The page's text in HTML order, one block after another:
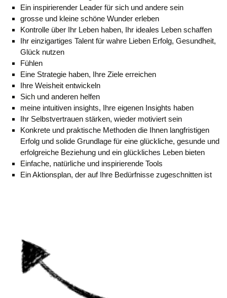
Ein inspirierender Leader für sich und andere sein
grosse und kleine schöne Wunder erleben
Kontrolle über Ihr Leben haben, Ihr ideales Leben schaffen
Ihr einzigartiges Talent für wahre Lieben Erfolg, Gesundheit,
Glück nutzen
Fühlen
Eine Strategie haben, Ihre Ziele erreichen
Ihre Weisheit entwickeln
Sich und anderen helfen
meine intuitiven insights, Ihre eigenen Insights haben
Ihr Selbstvertrauen stärken, wieder motiviert sein
Konkrete und praktische Methoden die Ihnen langfristigen
Erfolg und solide Grundlage für eine glückliche, gesunde und
erfolgreiche Beziehung und ein glückliches Leben bieten
Einfache, natürliche und inspirierende Tools
Ein Aktionsplan, der auf Ihre Bedürfnisse zugeschnitten ist